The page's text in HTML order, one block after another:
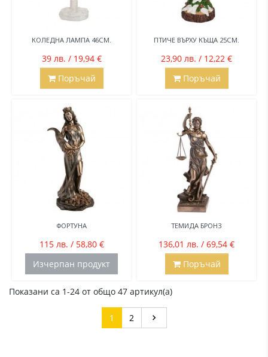
КОЛЕДНА ЛАМПА 46СМ.
39 лв. / 19,94 €
Поръчай
ПТИЧЕ ВЪРХУ КЪЩА 25СМ.
23,90 лв. / 12,22 €
Поръчай
ФОРТУНА
115 лв. / 58,80 €
Изчерпан продукт
ТЕМИДА БРОНЗ
136,01 лв. / 69,54 €
Поръчай
Показани са 1-24 от общо 47 артикул(а)
1 2 Напред
